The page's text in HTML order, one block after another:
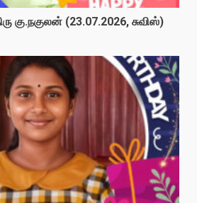
கு.நகுலன் (23.07.2026, சுவிஸ்)